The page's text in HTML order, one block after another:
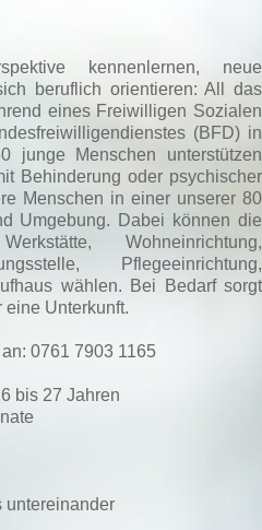
kennenlernen, neue
beruflich orientieren: All das
eines Freiwilligen Sozialen
(BFD) in
junge Menschen unterstützen
Behinderung oder psychischer
Menschen in einer unserer 80
Umgebung. Dabei können die
Wohneinrichtung,
Pflegeeinrichtung,
wählen. Bei Bedarf sorgt
eine Unterkunft.
0761 7903 1165
bis 27 Jahren
untereinander